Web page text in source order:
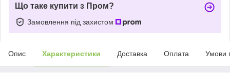
Що таке купити з Пром?
Замовлення під захистом
Опис Характеристики Доставка Оплата Умови